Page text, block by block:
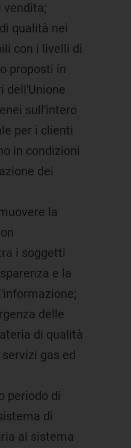
vendita;
qualità nei
con i livelli di
proposti in
dell'Unione
sull'intero
per i clienti
in condizioni
dei
la
i soggetti
e la
delle
di qualità
gas ed
periodo di
di
al sistema